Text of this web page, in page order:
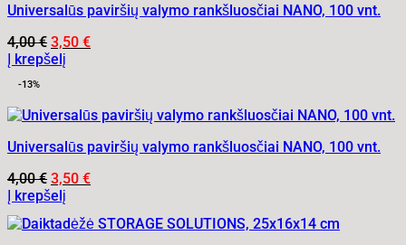
Universalūs paviršių valymo rankšluosčiai NANO, 100 vnt.
4,00€ Original
price
3,50 €Current
Į krepšelį
-13%
Universalūs paviršių valymo rankšluosčiai NANO, 100 vnt.
4,00€ Original
price
4,00 €.
3,50 €Current
3,50 €.
Į krepšelį